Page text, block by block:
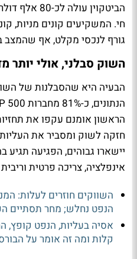
הביטקוין
חי. המשקיעים קונים מניות,
גורף לנכסי מקלט, אף שהמצב
השוק סבלני, אולי יותר
הבעיה היא שהסבלנות של
הראשון אומנם עקפו את
חזקה לשוק ומסביר את
יישארו גבוהים, הפגיעה תגיע
אינפלציה, צריכה פרטית
השווקים חוזרים לעלות:
הנפט נחלש; מחר תסתיים
אסיה בעליות, הנפט קופץ,
קלות ומה זה אומר על